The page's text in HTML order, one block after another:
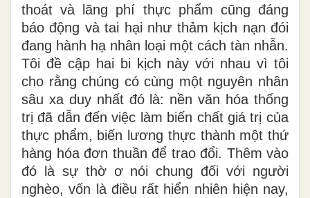
thoát và lãng phí thực phẩm cũng đáng
báo động và tai hại như thảm kịch nạn đói
đang hành hạ nhân loại một cách tàn nhẫn.
Tôi đề cập hai bi kịch này với nhau vì tôi
cho rằng chúng có cùng một nguyên nhân
sâu xa duy nhấtđó là: nền văn hóa thống
trịđã dẫn đến việc làm biến chất giá trị của
thực phẩm, biến lương thực thành một thứ
hàng hóa đơn thuần để trao đổi. Thêm vào
đó là sự thờ ơ nói chung đối với người
nghèo, vốn là điều rất hiển nhiên hiện nay,